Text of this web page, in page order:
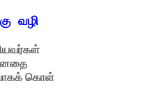
வழி
கொள்